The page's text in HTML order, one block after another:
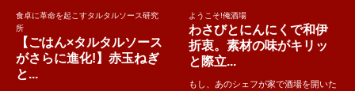
食卓に革命を起こすタルタルソース研究
所
【ごはん×タルタルソース
がさらに進化!】赤玉ねぎ
と...
ようこそ!俺酒場
わさびとにんにくで和伊
折衷。素材の味がキリッ
と際立...
もし、あのシェフが家で酒場を開いた